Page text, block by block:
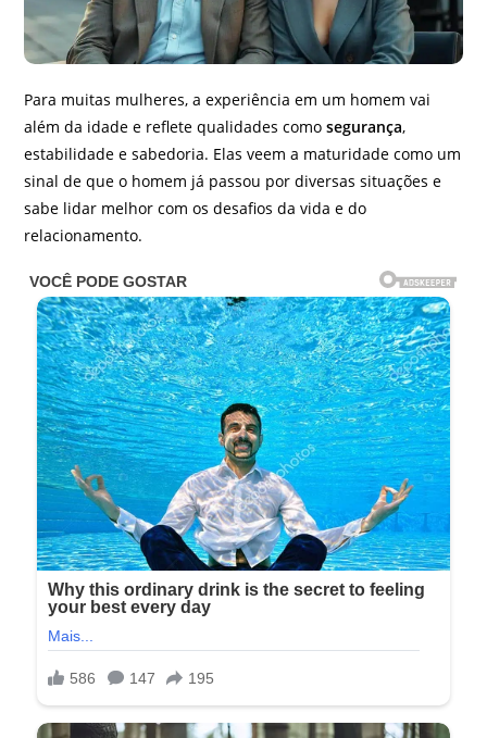
Para muitas mulheres, a experiência em um homem vai
além da idade e reflete qualidades comosegurança,
estabilidade e sabedoria. Elas veem a maturidade como um
sinal de que o homem já passou por diversas situações e
sabe lidar melhor com os desafios da vida e do
relacionamento.